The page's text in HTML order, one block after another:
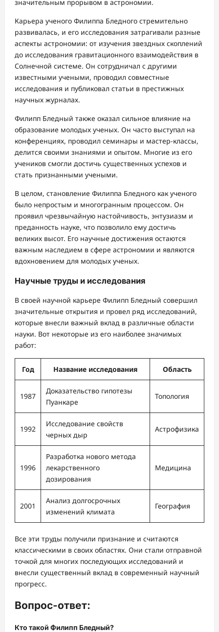
значительным прорывом в астрономии.
Карьера ученого Филиппа Бледного стремительно
развивалась, и его исследования затрагивали разные
аспекты астрономии: от изучения звездных скоплений
до исследования гравитационного взаимодействия в
Солнечной системе. Он сотрудничал с другими
известными учеными, проводил совместные
исследования и публиковал статьи в престижных
научных журналах.
Филипп Бледный также оказал сильное влияние на
образование молодых ученых. Он часто выступал на
конференциях, проводил семинары и мастер-классы,
делится своими знаниями и опытом. Многие из его
учеников смогли достичь существенных успехов и
стать признанными учеными.
В целом, становление Филиппа Бледного как ученого
было непростым и многогранным процессом. Он
проявил чрезвычайную настойчивость, энтузиазм и
преданность науке, что позволило ему достичь
великих высот. Его научные достижения остаются
важным наследием в сфере астрономии и являются
вдохновением для молодых ученых.
Научные труды и исследования
В своей научной карьере Филипп Бледный совершил
значительные открытия и провел ряд исследований,
которые внесли важный вклад в различные области
науки. Вот некоторые из его наиболее значимых
работ:
Год Название исследования Область
1987
Доказательство гипотезы
Пуанкаре
Топология
1992
Исследование свойств
черных дыр
Астрофизика
1996
Разработка нового метода
лекарственного
дозирования
Медицина
2001
Анализ долгосрочных
изменений климата
География
Все эти труды получили признание и считаются
классическими в своих областях. Они стали отправной
точкой для многих последующих исследований и
внесли существенный вклад в современный научный
прогресс.
Вопрос-ответ:
Кто такой Филипп Бледный?